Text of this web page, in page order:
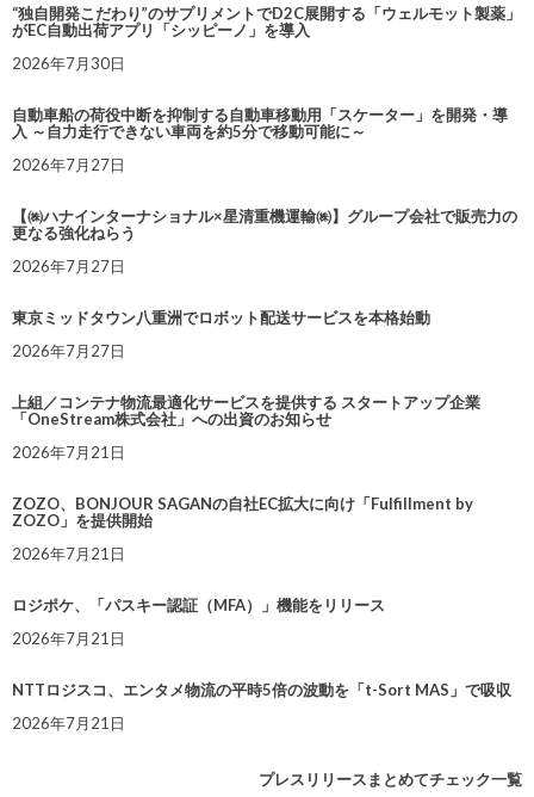
“独自開発こだわり”のサプリメントでD2C展開する「ウェルモット製薬」
がEC自動出荷アプリ「シッピーノ」を導入
2026年7月30日
自動車船の荷役中断を抑制する自動車移動用「スケーター」を開発・導
入 ～自力走行できない車両を約5分で移動可能に～
2026年7月27日
【㈱ハナインターナショナル×星清重機運輸㈱】グループ会社で販売力の
更なる強化ねらう
2026年7月27日
東京ミッドタウン八重洲でロボット配送サービスを本格始動
2026年7月27日
上組／コンテナ物流最適化サービスを提供する スタートアップ企業
「OneStream株式会社」への出資のお知らせ
2026年7月21日
ZOZO、BONJOUR SAGANの自社EC拡大に向け「Fulfillment by
ZOZO」を提供開始
2026年7月21日
ロジポケ、「パスキー認証（MFA）」機能をリリース
2026年7月21日
NTTロジスコ、エンタメ物流の平時5倍の波動を「t-Sort MAS」で吸収
2026年7月21日
プレスリリースまとめてチェック一覧